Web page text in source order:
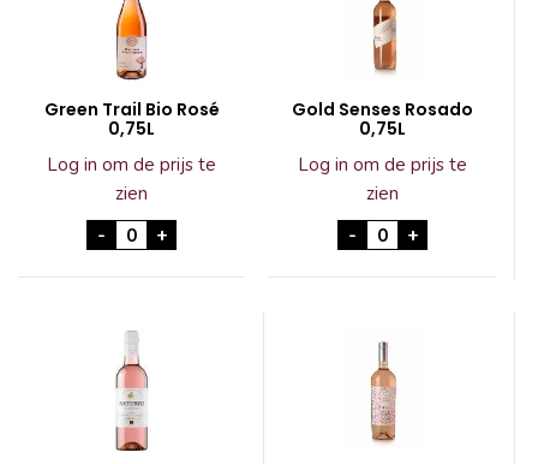
Green Trail Bio Rosé
0,75L
Log in om de prijs te
zien
- Green Trail Bio Rosé 0,75L aantal
+
Gold Senses Rosado
0,75L
Log in om de prijs te
zien
- Gold Senses
+